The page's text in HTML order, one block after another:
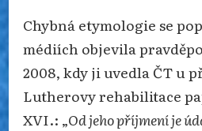
Chybná etymologie se
médiích objevila
2008, kdy ji uvedla ČT u
Lutherovy rehabilitace
XVI.: „Od jeho příjmení je